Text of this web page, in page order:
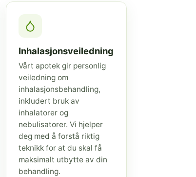
Inhalasjonsveiledning
Vårt apotek gir personlig
veiledning om
inhalasjonsbehandling,
inkludert bruk av
inhalatorer og
nebulisatorer. Vi hjelper
deg med å forstå riktig
teknikk for at du skal få
maksimalt utbytte av din
behandling.